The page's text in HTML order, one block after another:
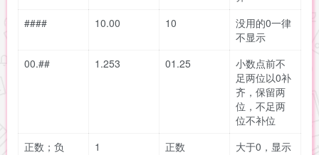
####
10.00 10
没用的0一律
不显示
00.##
1.253 01.25
小数点前不
足两位以0补
齐，保留两
位，不足两
位不补位
正数；负
1 正数
大于0，显示